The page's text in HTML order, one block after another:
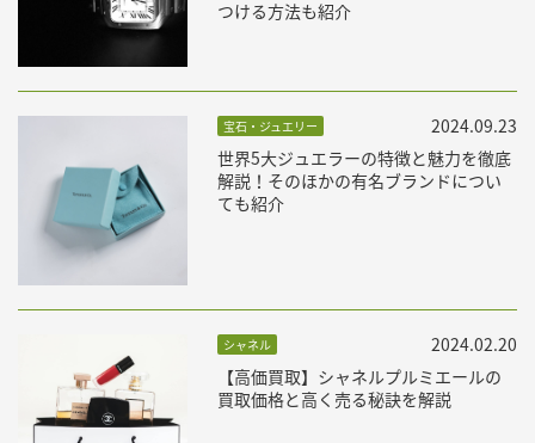
つける方法も紹介
宝石・ジュエリー
世界5大ジュエラーの特徴と魅力を徹底
解説！そのほかの有名ブランドについ
ても紹介
2024.09.23
シャネル
【高価買取】シャネルプルミエールの
買取価格と高く売る秘訣を解説
2024.02.20